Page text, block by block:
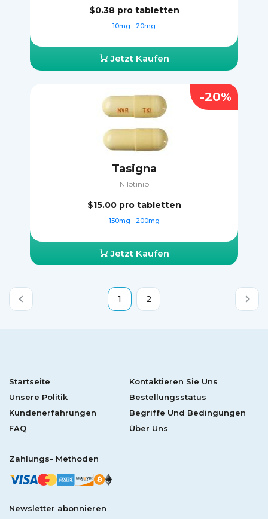
$0.38 pro tabletten
10mg 20mg
Jetzt Kaufen
Tasigna
Nilotinib
$15.00 pro tabletten
150mg 200mg
Jetzt Kaufen
-20%
1 2
Startseite
Kontaktieren Sie Uns
Unsere Politik
Bestellungsstatus
Kundenerfahrungen
Begriffe Und Bedingungen
FAQ
Über Uns
Zahlungs- Methoden
Newsletter abonnieren